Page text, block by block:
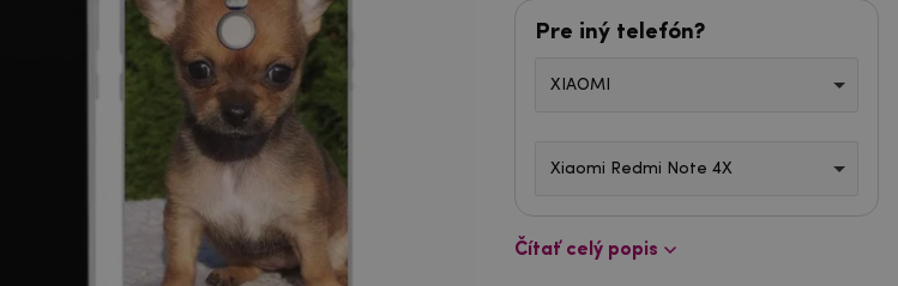
Pre iný telefón?
XIAOMI
Xiaomi Redmi Note 4X
Čítať celý popis